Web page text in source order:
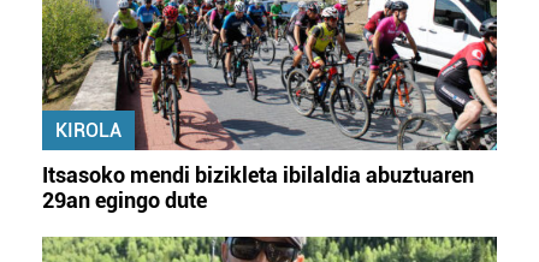
KIROLA
Itsasoko mendi bizikleta ibilaldia abuztuaren
29an egingo dute